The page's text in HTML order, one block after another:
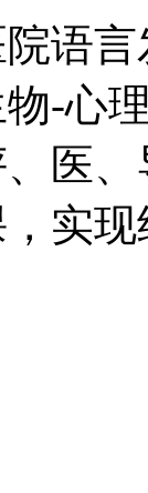
语
-心
医
实现